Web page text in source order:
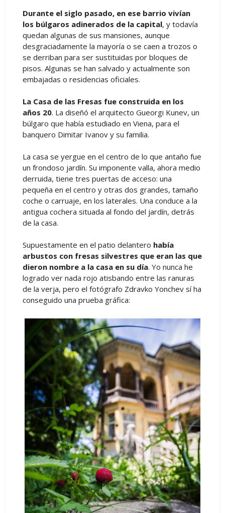
Durante el siglo pasado, en ese barrio vivían
los búlgaros adinerados de la capital, y todavía
quedan algunas de sus mansiones, aunque
desgraciadamente la mayoría o se caen a trozos o
se derriban para ser sustituidas por bloques de
pisos. Algunas se han salvado y actualmente son
embajadas o residencias oficiales.
La Casa de las Fresas fue construida en los
años 20. La diseñó el arquitecto Gueorgi Kunev, un
búlgaro que había estudiado en Viena, para el
banquero Dimitar Ivanov y su familia.
La casa se yergue en el centro de lo que antaño fue
un frondoso jardín. Su imponente valla, ahora medio
derruida, tiene tres puertas de acceso: una
pequeña en el centro y otras dos grandes, tamaño
coche o carruaje, en los laterales. Una conduce a la
antigua cochera situada al fondo del jardín, detrás
de la casa.
Supuestamente en el patio delantero había
arbustos con fresas silvestres que eran las que
dieron nombre a la casa en su día. Yo nunca he
logrado ver nada rojo atisbando entre las ranuras
de la verja, pero el fotógrafo Zdravko Yonchev sí ha
conseguido una prueba gráfica: